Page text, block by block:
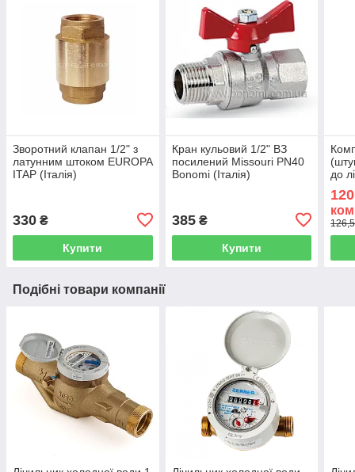
Зворотний клапан 1/2" з
латунним штоком EUROPA
ITAP (Італія)
330 ₴
Купити
Кран кульовий 1/2" ВЗ
посилений Missouri PN40
Bonomi (Італія)
385₴
Купити
до
Подібні товари компанії